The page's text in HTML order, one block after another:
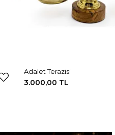
Adalet Terazisi
3.000,00 TL